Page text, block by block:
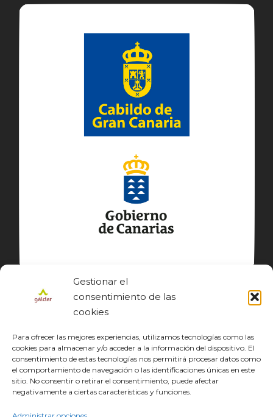
Gestionar el
consentimiento de las
cookies
Para ofrecer las mejores experiencias, utilizamos tecnologías como las
cookies para almacenar y/o acceder a la información del dispositivo. El
consentimiento de estas tecnologías nos permitirá procesar datos como
el comportamiento de navegación o las identificaciones únicas en este
sitio. No consentir o retirar el consentimiento, puede afectar
negativamente a ciertas características y funciones.
© GÁLDAR JACOBEO 2027
CONOCE